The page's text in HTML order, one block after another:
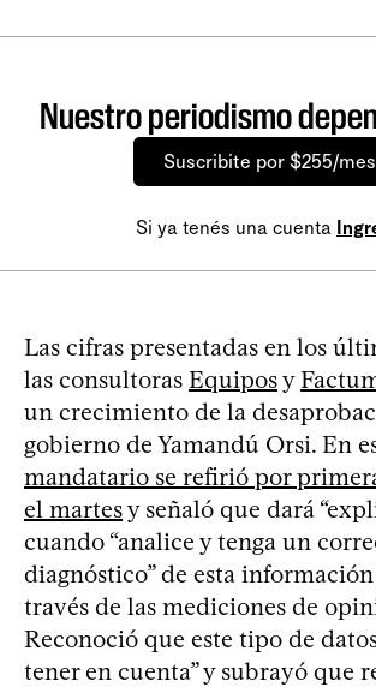
Nuestro periodismo
Suscribite por $255/mes
Si ya tenés una cuenta
Las cifras presentadas en los
las consultoras Equiposy
un crecimiento de la
gobierno de Yamandú Orsi. En
mandatario se refirió por
el martesy señaló que dará
cuando “analice y tenga un
diagnóstico” de esta
través de las mediciones de
Reconoció que este tipo de
tener en cuenta” y subrayó que